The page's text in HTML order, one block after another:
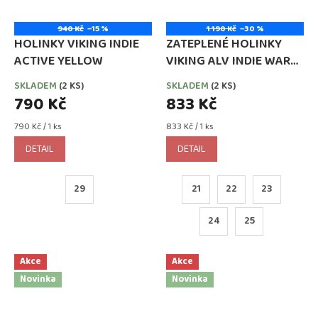
940 Kč –15 %
HOLINKY VIKING INDIE
ACTIVE YELLOW
SKLADEM (2 KS)
790 Kč
Měrná
cena:
790 Kč / 1 ks
DETAIL
29
1 190 Kč –30 %
ZATEPLENÉ HOLINKY
VIKING ALV INDIE WARM
DARK GREEN
SKLADEM (2 KS)
833 Kč
Měrná
cena:
833 Kč / 1 ks
DETAIL
21 22 23
24 25
Akce
Novinka
Akce
Novinka